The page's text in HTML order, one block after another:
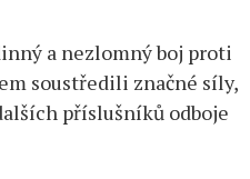
a nezlomný boj proti
soustředili značné síly,
příslušníků odboje